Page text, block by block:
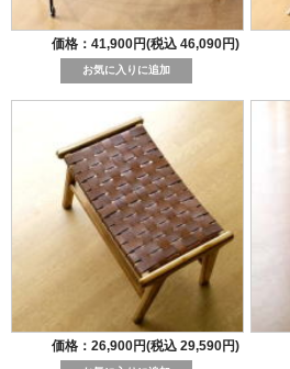
価格：41,900円(税込 46,090円)
価格：26,900円(税込 29,590円)